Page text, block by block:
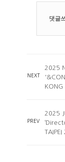
NEXT
2025
KONG
PREV
2025
TAIPEI